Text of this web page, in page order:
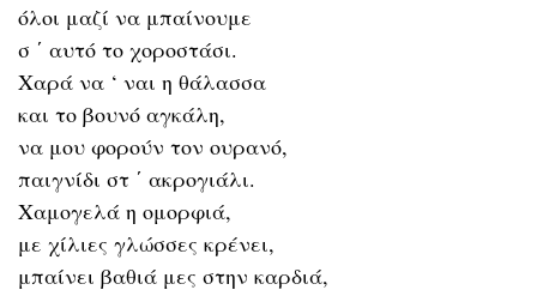
όλοι μαζί να μπαίνουμε
σ ΄ αυτό το χοροστάσι.
Χαρά να ‘ ναι η θάλασσα
και το βουνό αγκάλη,
να μου φορούν τον ουρανό,
παιγνίδι στ ΄ ακρογιάλι.
Χαμογελά η ομορφιά,
με χίλιες γλώσσες κρένει,
μπαίνει βαθιά μες στην καρδιά,